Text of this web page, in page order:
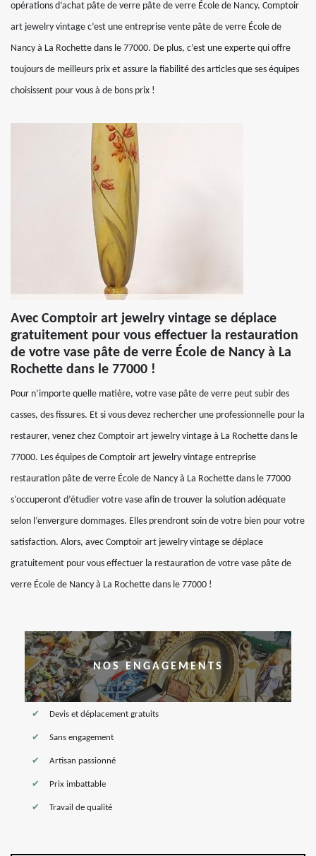
opérations d’achat pâte de verre pâte de verre École de Nancy. Comptoir
art jewelry vintage c’est une entreprise vente pâte de verre École de
Nancy à La Rochette dans le 77000. De plus, c’est une experte qui offre
toujours de meilleurs prix et assure la fiabilité des articles que ses équipes
choisissent pour vous à de bons prix !
Avec Comptoir art jewelry vintage se déplace
gratuitement pour vous effectuer la restauration
de votre vase pâte de verre École de Nancy à La
Rochette dans le 77000 !
Pour n’importe quelle matière, votre vase pâte de verre peut subir des
casses, des fissures. Et si vous devez rechercher une professionnelle pour la
restaurer, venez chez Comptoir art jewelry vintage à La Rochette dans le
77000. Les équipes de Comptoir art jewelry vintage entreprise
restauration pâte de verre École de Nancy à La Rochette dans le 77000
s’occuperont d’étudier votre vase afin de trouver la solution adéquate
selon l’envergure dommages. Elles prendront soin de votre bien pour votre
satisfaction. Alors, avec Comptoir art jewelry vintage se déplace
gratuitement pour vous effectuer la restauration de votre vase pâte de
verre École de Nancy à La Rochette dans le 77000 !
NOS ENGAGEMENTS
Devis et déplacement gratuits
Sans engagement
Artisan passionné
Prix imbattable
Travail de qualité